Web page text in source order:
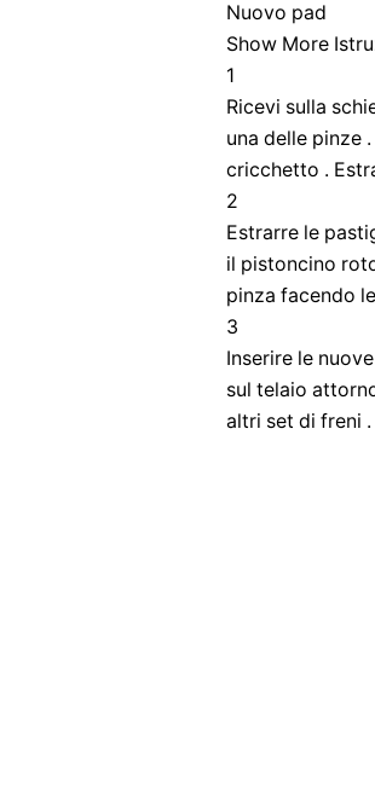
Nuovo pad
Show More
1
Ricevi sulla
una delle pinze
cricchetto .
2
Estrarre le
il pistoncino
pinza facendo
3
Inserire le
sul telaio
altri set di freni .